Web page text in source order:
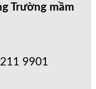
Trường mầm
9901